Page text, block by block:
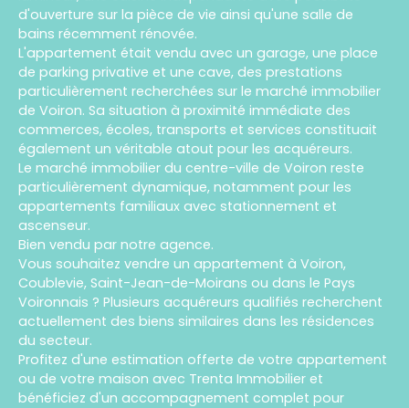
d'ouverture sur la pièce de vie ainsi qu'une salle de
bains récemment rénovée.
L'appartement était vendu avec un garage, une place
de parking privative et une cave, des prestations
particulièrement recherchées sur le marché immobilier
de Voiron. Sa situation à proximité immédiate des
commerces, écoles, transports et services constituait
également un véritable atout pour les acquéreurs.
Le marché immobilier du centre-ville de Voiron reste
particulièrement dynamique, notamment pour les
appartements familiaux avec stationnement et
ascenseur.
Bien vendu par notre agence.
Vous souhaitez vendre un appartement à Voiron,
Coublevie, Saint-Jean-de-Moirans ou dans le Pays
Voironnais ? Plusieurs acquéreurs qualifiés recherchent
actuellement des biens similaires dans les résidences
du secteur.
Profitez d'une estimation offerte de votre appartement
ou de votre maison avec Trenta Immobilier et
bénéficiez d'un accompagnement complet pour